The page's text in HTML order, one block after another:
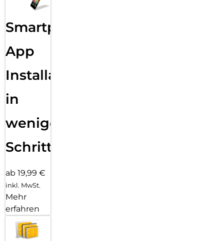
Smartphone
App
Installation
in
wenigen
Schritten
ab 19,99 €
inkl. MwSt.
Mehr
erfahren